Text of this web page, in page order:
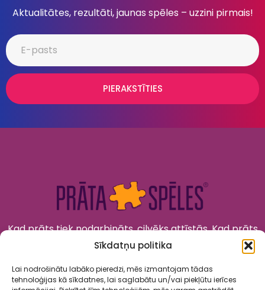
Sīkdatņu politika
Lai nodrošinātu labāko pieredzi, mēs izmantojam tādas
tehnoloģijas kā sīkdatnes, lai saglabātu un/vai piekļūtu ierīces
Aktualitātes, rezultāti, jaunas spēles – uzzini pirmais!
PIERAKSTĪTIES
Kad prāts tiek nodarbināts, cilvēks attīstās. Kad prāts
tiek izklaidēts, cilvēks jūtas priecīgs un laimīgs. “Prāta
Spēles” to apvieno!